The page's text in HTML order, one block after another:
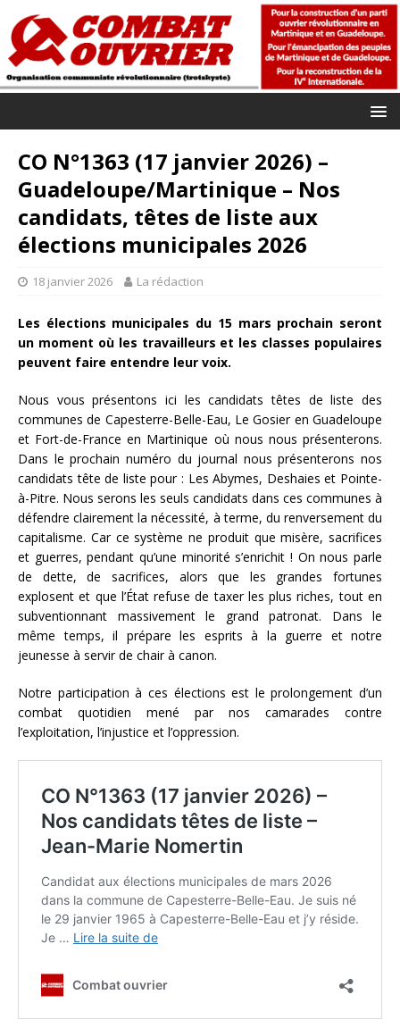
CO N°1363 (17 janvier 2026) –
Guadeloupe/Martinique – Nos
candidats, têtes de liste aux
élections municipales 2026
18 janvier 2026 La rédaction
Les élections municipales du 15 mars prochain seront
un moment où les travailleurs et les classes populaires
peuvent faire entendre leur voix.
Nous vous présentons ici les candidats têtes de liste des
communes de Capesterre-Belle-Eau, Le Gosier en Guadeloupe
et Fort-de-France en Martinique où nous nous présenterons.
Dans le prochain numéro du journal nous présenterons nos
candidats tête de liste pour : Les Abymes, Deshaies et Pointe-
à-Pitre. Nous serons les seuls candidats dans ces communes à
défendre clairement la nécessité, à terme, du renversement du
capitalisme. Car ce système ne produit que misère, sacrifices
et guerres, pendant qu’une minorité s’enrichit ! On nous parle
de dette, de sacrifices, alors que les grandes fortunes
explosent et que l’État refuse de taxer les plus riches, tout en
subventionnant massivement le grand patronat. Dans le
même temps, il prépare les esprits à la guerre et notre
jeunesse à servir de chair à canon.
Notre participation à ces élections est le prolongement d’un
combat quotidien mené par nos camarades contre
l’exploitation, l’injustice et l’oppression.